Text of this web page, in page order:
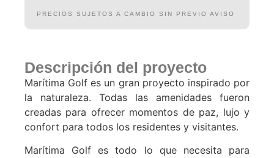
PRECIOS SUJETOS A CAMBIO SIN PREVIO AVISO
Descripción del proyecto
Marítima Golf es un gran proyecto inspirado por
la naturaleza. Todas las amenidades fueron
creadas para ofrecer momentos de paz, lujo y
confort para todos los residentes y visitantes.
Marítima Golf es todo lo que necesita para